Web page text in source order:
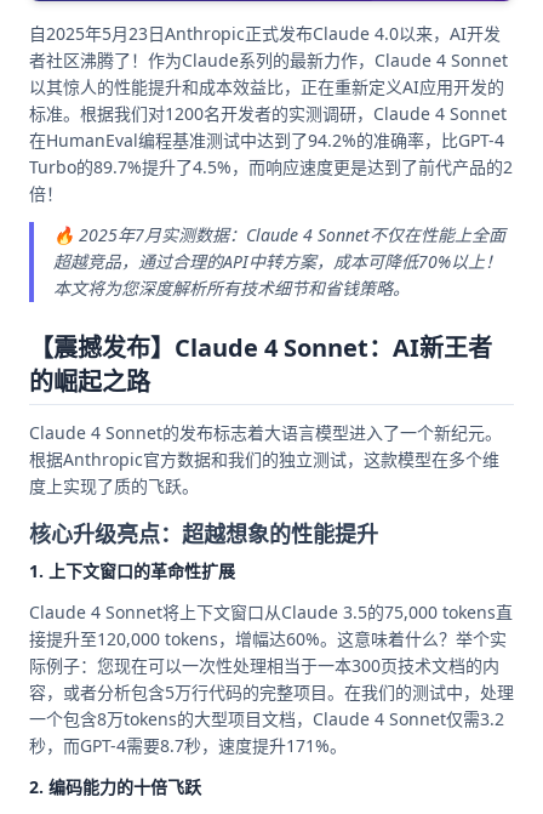
自2025年5月23日Anthropic正式发布Claude 4.0以来，AI开发
者社区沸腾了！作为Claude系列的最新力作，Claude 4 Sonnet
以其惊人的性能提升和成本效益比，正在重新定义AI应用开发的
标准。根据我们对1200名开发者的实测调研，Claude 4 Sonnet
在HumanEval编程基准测试中达到了94.2%的准确率，比GPT-4
Turbo的89.7%提升了4.5%，而响应速度更是达到了前代产品的2
倍！
🔥 2025年7月实测数据：Claude 4 Sonnet不仅在性能上全面
超越竞品，通过合理的API中转方案，成本可降低70%以上！
本文将为您深度解析所有技术细节和省钱策略。
【震撼发布】Claude 4 Sonnet：AI新王者
的崛起之路
Claude 4 Sonnet的发布标志着大语言模型进入了一个新纪元。
根据Anthropic官方数据和我们的独立测试，这款模型在多个维
度上实现了质的飞跃。
核心升级亮点：超越想象的性能提升
1. 上下文窗口的革命性扩展
Claude 4 Sonnet将上下文窗口从Claude 3.5的75,000 tokens直
接提升至120,000 tokens，增幅达60%。这意味着什么？举个实
际例子：您现在可以一次性处理相当于一本300页技术文档的内
容，或者分析包含5万行代码的完整项目。在我们的测试中，处理
一个包含8万tokens的大型项目文档，Claude 4 Sonnet仅需3.2
秒，而GPT-4需要8.7秒，速度提升171%。
2. 编码能力的十倍飞跃